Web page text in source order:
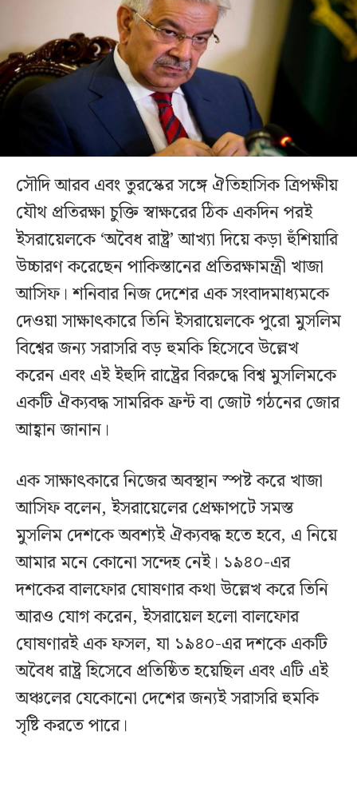
সৌদি আরব এবং তুরস্কের সঙ্গে ঐতিহাসিক ত্রিপক্ষীয়
যৌথ প্রতিরক্ষা চুক্তি স্বাক্ষরের ঠিক একদিন পরই
ইসরায়েলকে ‘অবৈধ রাষ্ট্র’ আখ্যা দিয়ে কড়া হুঁশিয়ারি
উচ্চারণ করেছেন পাকিস্তানের প্রতিরক্ষামন্ত্রী খাজা
আসিফ। শনিবার নিজ দেশের এক সংবাদমাধ্যমকে
দেওয়া সাক্ষাৎকারে তিনি ইসরায়েলকে পুরো মুসলিম
বিশ্বের জন্য সরাসরি বড় হুমকি হিসেবে উল্লেখ
করেন এবং এই ইহুদি রাষ্ট্রের বিরুদ্ধে বিশ্ব মুসলিমকে
একটি ঐক্যবদ্ধ সামরিক ফ্রন্ট বা জোট গঠনের জোর
আহ্বান জানান।
এক সাক্ষাৎকারে নিজের অবস্থান স্পষ্ট করে খাজা
আসিফ বলেন, ইসরায়েলের প্রেক্ষাপটে সমস্ত
মুসলিম দেশকে অবশ্যই ঐক্যবদ্ধ হতে হবে, এ নিয়ে
আমার মনে কোনো সন্দেহ নেই। ১৯৪০-এর
দশকের বালফোর ঘোষণার কথা উল্লেখ করে তিনি
আরও যোগ করেন, ইসরায়েল হলো বালফোর
ঘোষণারই এক ফসল, যা ১৯৪০-এর দশকে একটি
অবৈধ রাষ্ট্র হিসেবে প্রতিষ্ঠিত হয়েছিল এবং এটি এই
অঞ্চলের যেকোনো দেশের জন্যই সরাসরি হুমকি
সৃষ্টি করতে পারে।